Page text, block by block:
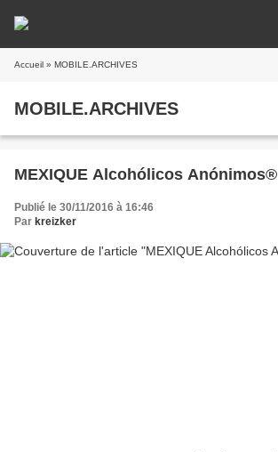
Accueil » MOBILE.ARCHIVES
MOBILE.ARCHIVES
MEXIQUE Alcohólicos Anónimos®
Publié le 30/11/2016 à 16:46
Par kreizker